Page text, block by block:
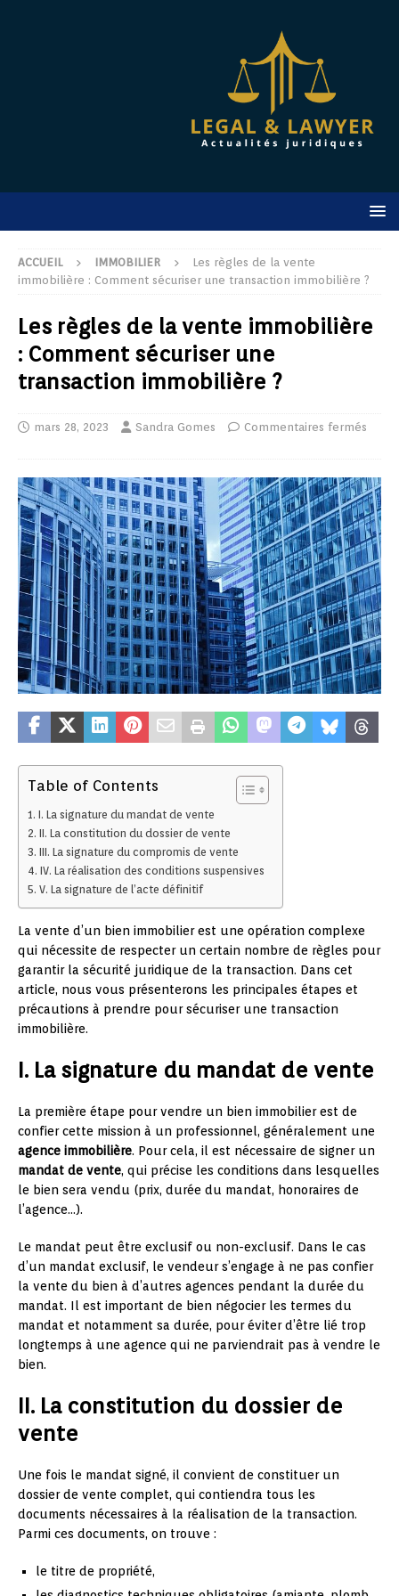
ACCUEIL IMMOBILIER
Les règles de la vente
immobilière : Comment sécuriser une transaction immobilière ?
Les règles de la vente immobilière
: Comment sécuriser une
transaction immobilière ?
mars 28, 2023 Sandra Gomes Commentaires fermés
Table of Contents
I. La signature du mandat de vente
II. La constitution du dossier de vente
III. La signature du compromis de vente
IV. La réalisation des conditions suspensives
V. La signature de l’acte définitif
La vente d’un bien immobilier est une opération complexe
qui nécessite de respecter un certain nombre de règles pour
garantir la sécurité juridique de la transaction. Dans cet
article, nous vous présenterons les principales étapes et
précautions à prendre pour sécuriser une transaction
immobilière.
I. La signature du mandat de vente
La première étape pour vendre un bien immobilier est de
confier cette mission à un professionnel, généralement une
agence immobilière. Pour cela, il est nécessaire de signer un
mandat de vente, qui précise les conditions dans lesquelles
le bien sera vendu (prix, durée du mandat, honoraires de
l’agence…).
Le mandat peut être exclusif ou non-exclusif. Dans le cas
d’un mandat exclusif, le vendeur s’engage à ne pas confier
la vente du bien à d’autres agences pendant la durée du
mandat. Il est important de bien négocier les termes du
mandat et notamment sa durée, pour éviter d’être lié trop
longtemps à une agence qui ne parviendrait pas à vendre le
bien.
II. La constitution du dossier de
vente
Une fois le mandat signé, il convient de constituer un
dossier de vente complet, qui contiendra tous les
documents nécessaires à la réalisation de la transaction.
Parmi ces documents, on trouve :
le titre de propriété,